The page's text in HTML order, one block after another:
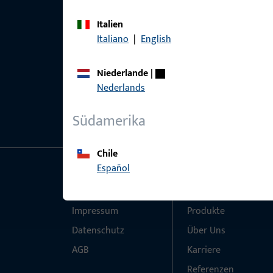
Italien
Italiano | English
Niederlande|
Nederlands
Südamerika
Chile
Español
Impressum
Datenschutz
AGB
Produkte
Über Uns
Karriere
Referenzen